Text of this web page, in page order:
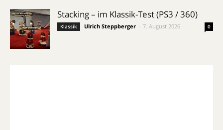
Stacking – im Klassik-Test (PS3 / 360)
Klassik Ulrich Steppberger 7. August 2026 0